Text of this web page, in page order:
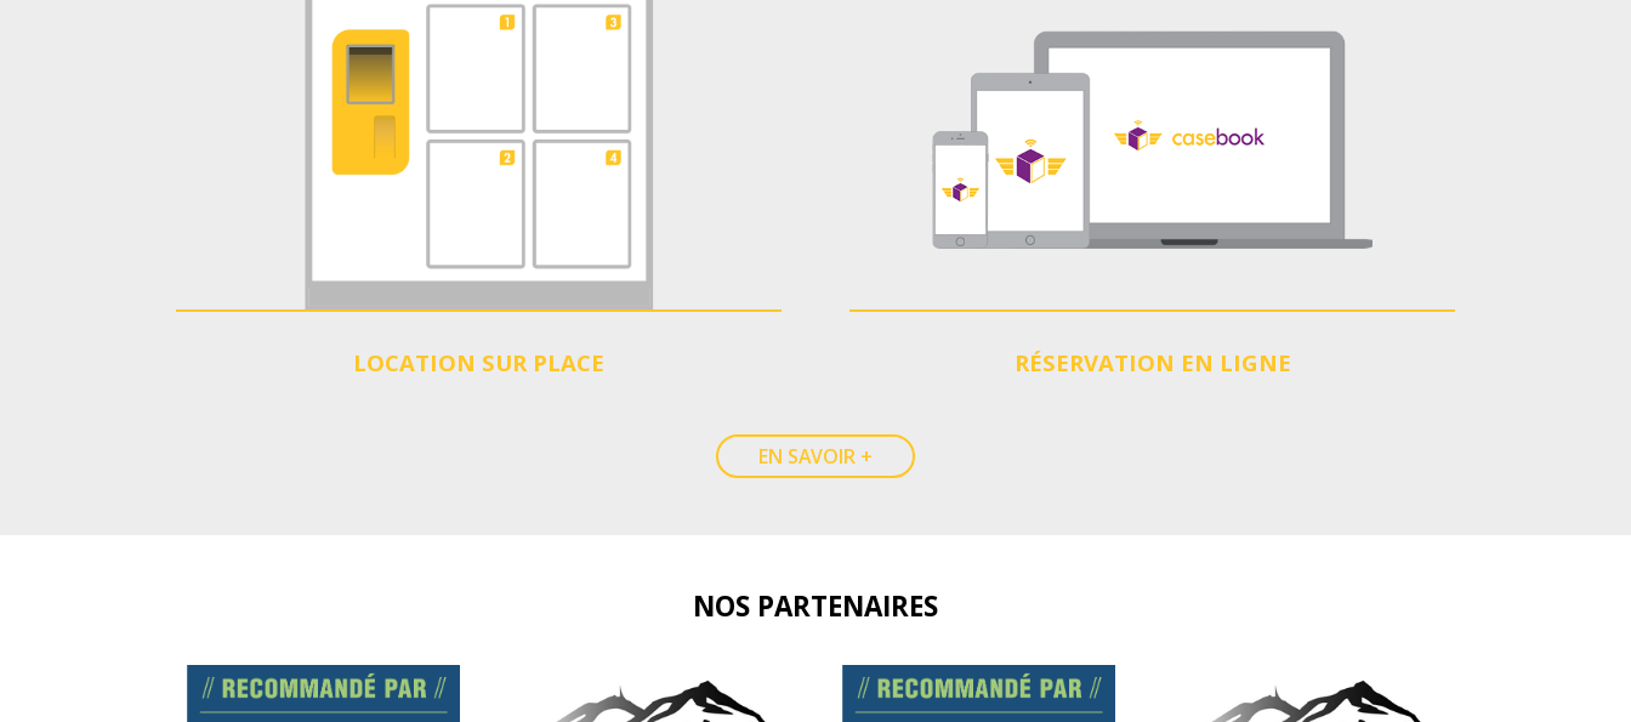
LOCATION SUR PLACE RÉSERVATION EN LIGNE
EN SAVOIR +
NOS PARTENAIRES